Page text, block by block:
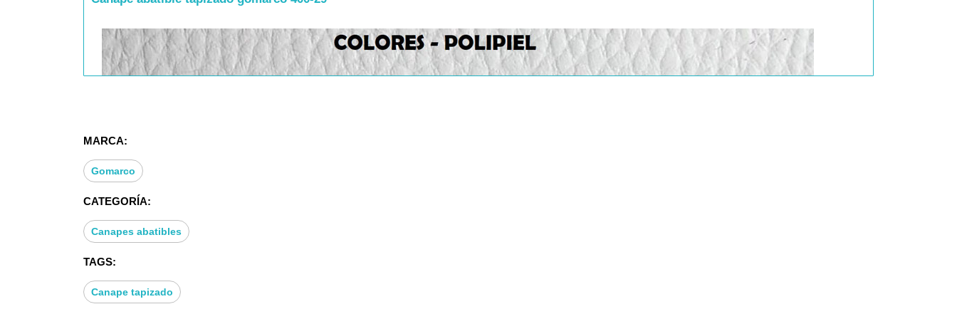
MARCA:
Gomarco
CATEGORÍA:
Canapes abatibles
TAGS:
Canape tapizado